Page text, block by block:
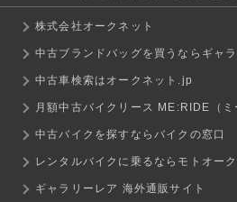
株式会社オークネット
中古ブランドバッグを買うならギャ
中古車検索はオークネット.jp
月額中古バイクリース ME:RIDE（ミ
中古バイクを探すならバイクの窓口
レンタルバイクに乗るならモトオー
ギャラリーレア 海外通販サイト